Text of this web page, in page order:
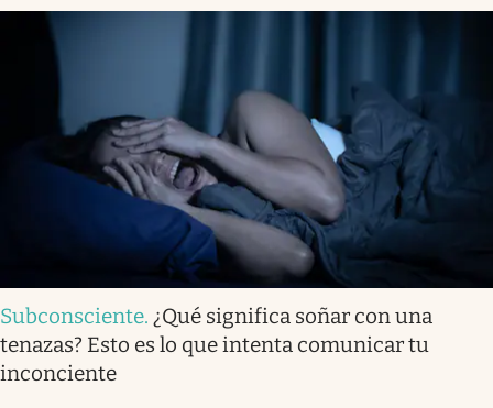
Subconsciente. ¿Qué significa soñar con una
tenazas? Esto es lo que intenta comunicar tu
inconciente